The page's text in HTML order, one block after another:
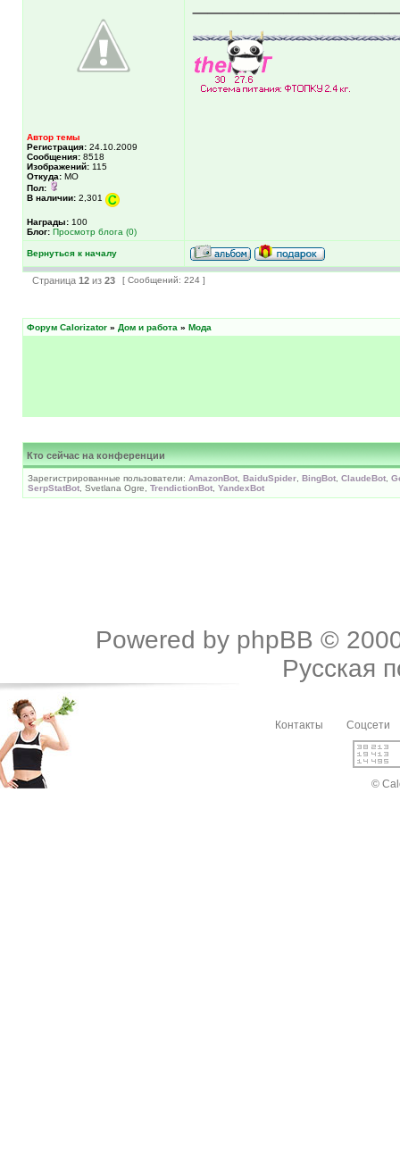
Автор темы
Регистрация: 24.10.2009
Сообщения: 8518
Изображений: 115
Откуда: МО
Пол:
В наличии: 2,301
Награды: 100
Блог: Просмотр блога (0)
Вернуться к началу
Страница 12 из 23 [ Сообщений: 224 ]
Форум Calorizator » Дом и работа » Мода
Кто сейчас на конференции
Зарегистрированные пользователи: AmazonBot BaiduSpider BingBot ClaudeBot
SerpStatBot , Svetlana Ogre, TrendictionBot YandexBot
Powered by phpBB ©
Русская
Контакты Соцсети
©